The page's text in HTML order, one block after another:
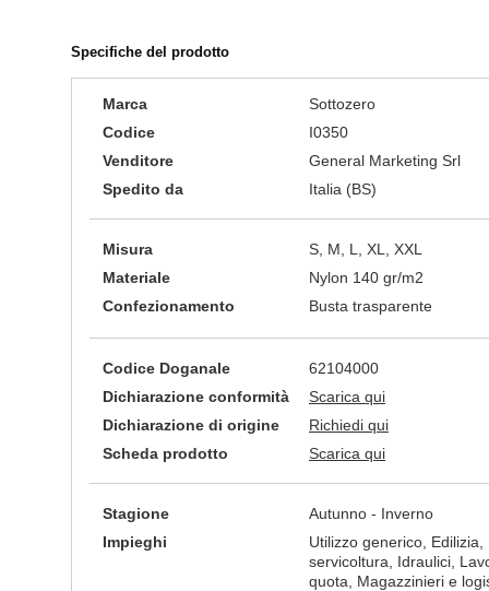
Specifiche del prodotto
Marca
Sottozero
Codice
I0350
Venditore
General Marketing Srl
Spedito da
Italia (BS)
Misura
S, M, L, XL, XXL
Materiale
Nylon 140 gr/m2
Confezionamento
Busta trasparente
Codice Doganale
62104000
Dichiarazione conformità
Scarica qui
Dichiarazione di origine
Richiedi qui
Scheda prodotto
Scarica qui
Stagione
Autunno - Inverno
Impieghi
Utilizzo generico,
servicoltura, Idraulici,
quota, Magazzinieri e